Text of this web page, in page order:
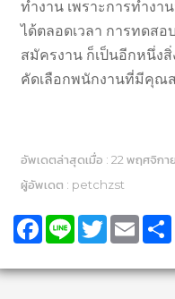
ทำงาน เพราะการทำง
ได้ตลอดเวลา การทดส
สมัครงาน ก็เป็นอีกหนึ่ง
คัดเลือกพนักงานที่มีคุณ
อัพเดตล่าสุดเมื่อ : 22 พฤศจิกา
ผู้อัพเดต : petchzst
Facebook
Line TwitterEmail